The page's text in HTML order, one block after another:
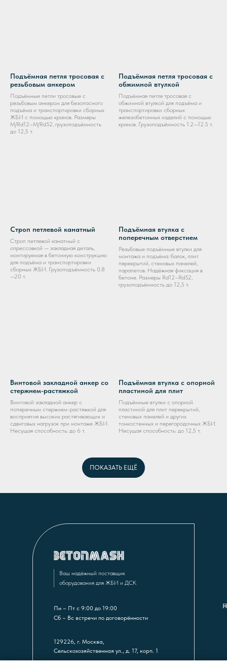
Подъёмная петля тросовая с
резьбовым анкером
Подъёмные петли тросовые с
резьбовым анкером для безопасного
подъёма и транспортировки сборных
ЖБИ с помощью кранов. Размеры
M/Rd12–M/Rd52, грузоподъёмность
до 12,5 т.
Подъёмная петля тросовая с
обжимной втулкой
Подъёмная петля тросовая с
обжимной втулкой для подъёма и
транспортировки сборных
железобетонных изделий с помощью
кранов. Грузоподъёмность 1.2—12.5 т.
Строп петлевой канатный
Строп петлевой канатный с
опрессовкой — закладная деталь,
монтируемая в бетонную конструкцию
для подъёма и транспортировки
сборных ЖБИ. Грузоподъёмность 0.8
—20 т.
Подъёмная втулка с
поперечным отверстием
Резьбовые подъёмные втулки для
монтажа и подъёма: балок, плит
перекрытий, стеновых панелей,
парапетов. Надёжная фиксация в
бетоне. Размеры Rd12–Rd52,
грузоподъёмность до 12,5 т.
Винтовой закладной анкер со
стержнем-растяжкой
Винтовой закладной анкер с
поперечным стержнем-растяжкой для
восприятия высоких растягивающих и
сдвиговых нагрузок при монтаже ЖБИ.
Несущая способность: до 6 т.
Подъёмная втулка с опорной
пластиной для плит
Подъёмные втулки с опорной
пластиной для плит перекрытий,
стеновых панелей и других
тонкостенных и перегородочных ЖБИ.
Несущая способность: до 12,5 т.
ПОКАЗАТЬ ЕЩЁ
129226, г. Москва,
Сельскохозяйственная ул., д. 17, корп. 1
Сб – Вс встречи по договорённости
Пн – Пт с 9:00 до 19:00
Ваш надёжный поставщик
оборудования для ЖБИ и ДСК
–